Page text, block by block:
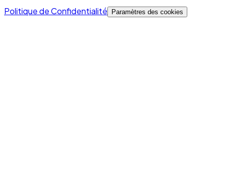
Politique de Confidentialité Paramètres des cookies